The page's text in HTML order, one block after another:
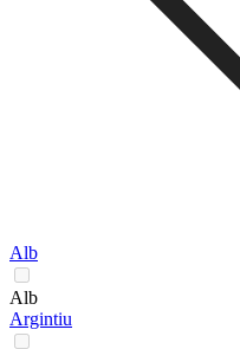
Alb
Alb
Argintiu